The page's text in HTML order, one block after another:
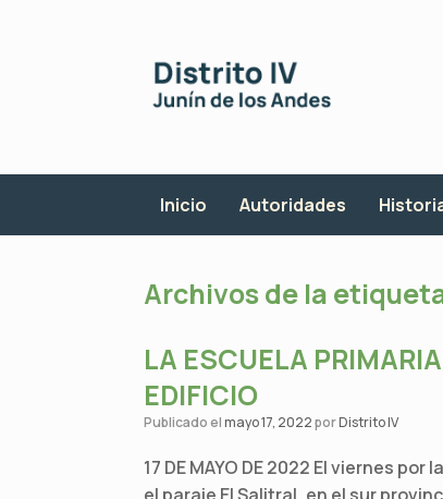
Inicio Autoridades
Archivos de la
LA ESCUELA
EDIFICIO
Publicado elmayo 17, 2022porDistrito IV
17 DE MAYO DE 2022 El viernes